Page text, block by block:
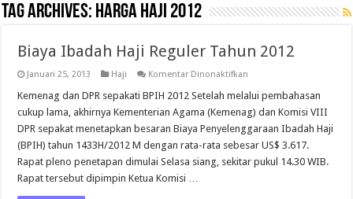
Tag Archives: harga haji 2012
Biaya Ibadah Haji Reguler Tahun 2012
Januari 25, 2013 Haji Komentar Dinonaktifkan
Ibadah
Haji
Reguler
Tahun
2012
Kemenag dan DPR sepakati BPIH 2012 Setelah melalui pembahasan
cukup lama, akhirnya Kementerian Agama (Kemenag) dan Komisi VIII
DPR sepakat menetapkan besaran Biaya Penyelenggaraan Ibadah Haji
(BPIH) tahun 1433H/2012 M dengan rata-rata sebesar US$ 3.617.
Rapat pleno penetapan dimulai Selasa siang, sekitar pukul 14.30 WIB.
Rapat tersebut dipimpin Ketua Komisi …